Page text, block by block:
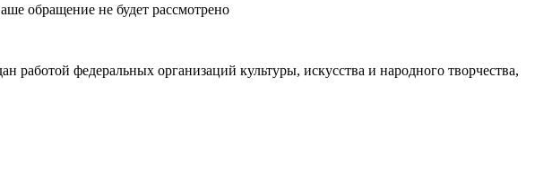
обращение не будет рассмотрено
работой федеральных организаций культуры, искусства и народного творчества,